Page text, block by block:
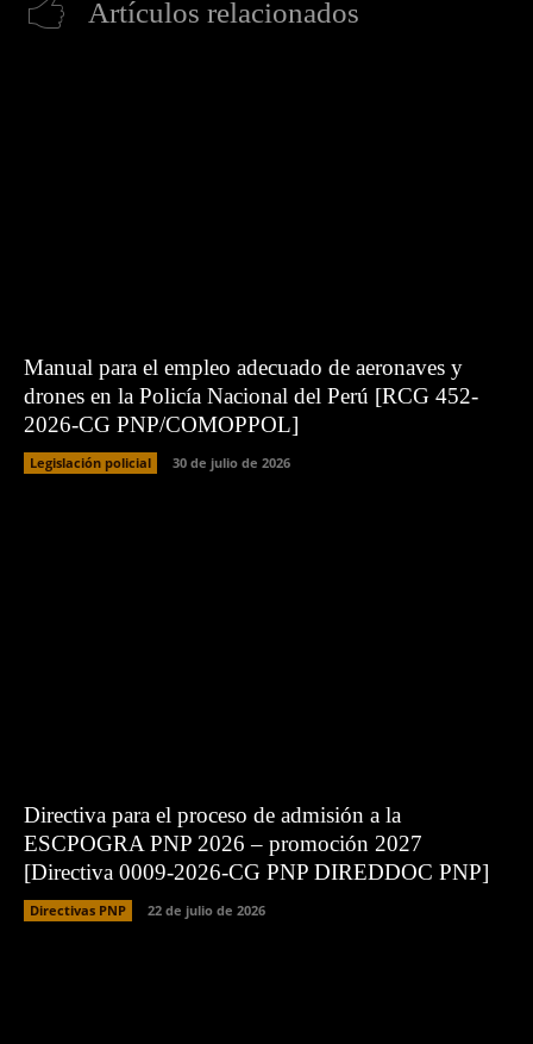
Artículos relacionados
Manual para el empleo adecuado de aeronaves y
drones en la Policía Nacional del Perú [RCG 452-
2026-CG PNP/COMOPPOL]
Legislación policial 30 de julio de 2026
Directiva para el proceso de admisión a la
ESCPOGRA PNP 2026 – promoción 2027
[Directiva 0009-2026-CG PNP DIREDDOC PNP]
Directivas PNP 22 de julio de 2026